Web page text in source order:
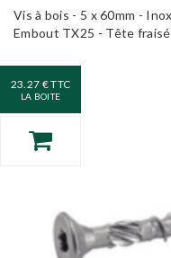
Vis à bois - 5 x 60mm -
Embout TX25 - Tête
23.27 € TTC
LA BOITE